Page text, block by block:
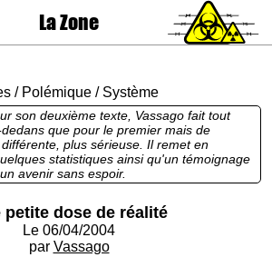
La Zone
/ Polémique / Système
son deuxième texte, Vassago fait tout
que pour le premier mais de
plus sérieuse. Il remet en
statistiques ainsi qu'un témoignage
avenir sans espoir.
petite dose de réalité
Le 06/04/2004
par Vassago